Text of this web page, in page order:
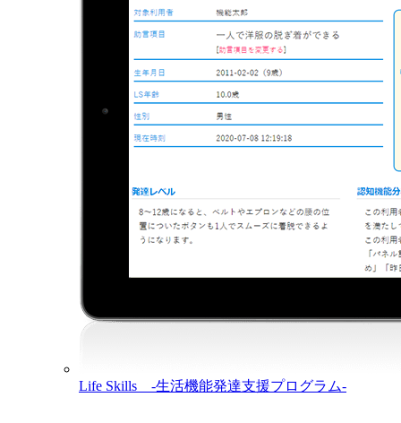
Life Skills -生活機能発達支援プログラム-